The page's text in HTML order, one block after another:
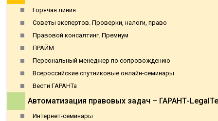
Горячая линия
Советы экспертов. Проверки, налоги, право
Правовой консалтинг. Премиум
ПРАЙМ
Персональный менеджер по сопровождению
Всероссийские спутниковые онлайн-семинары
Вести ГАРАНТа
Автоматизация правовых задач – ГАРАНТ-
Интернет-семинары